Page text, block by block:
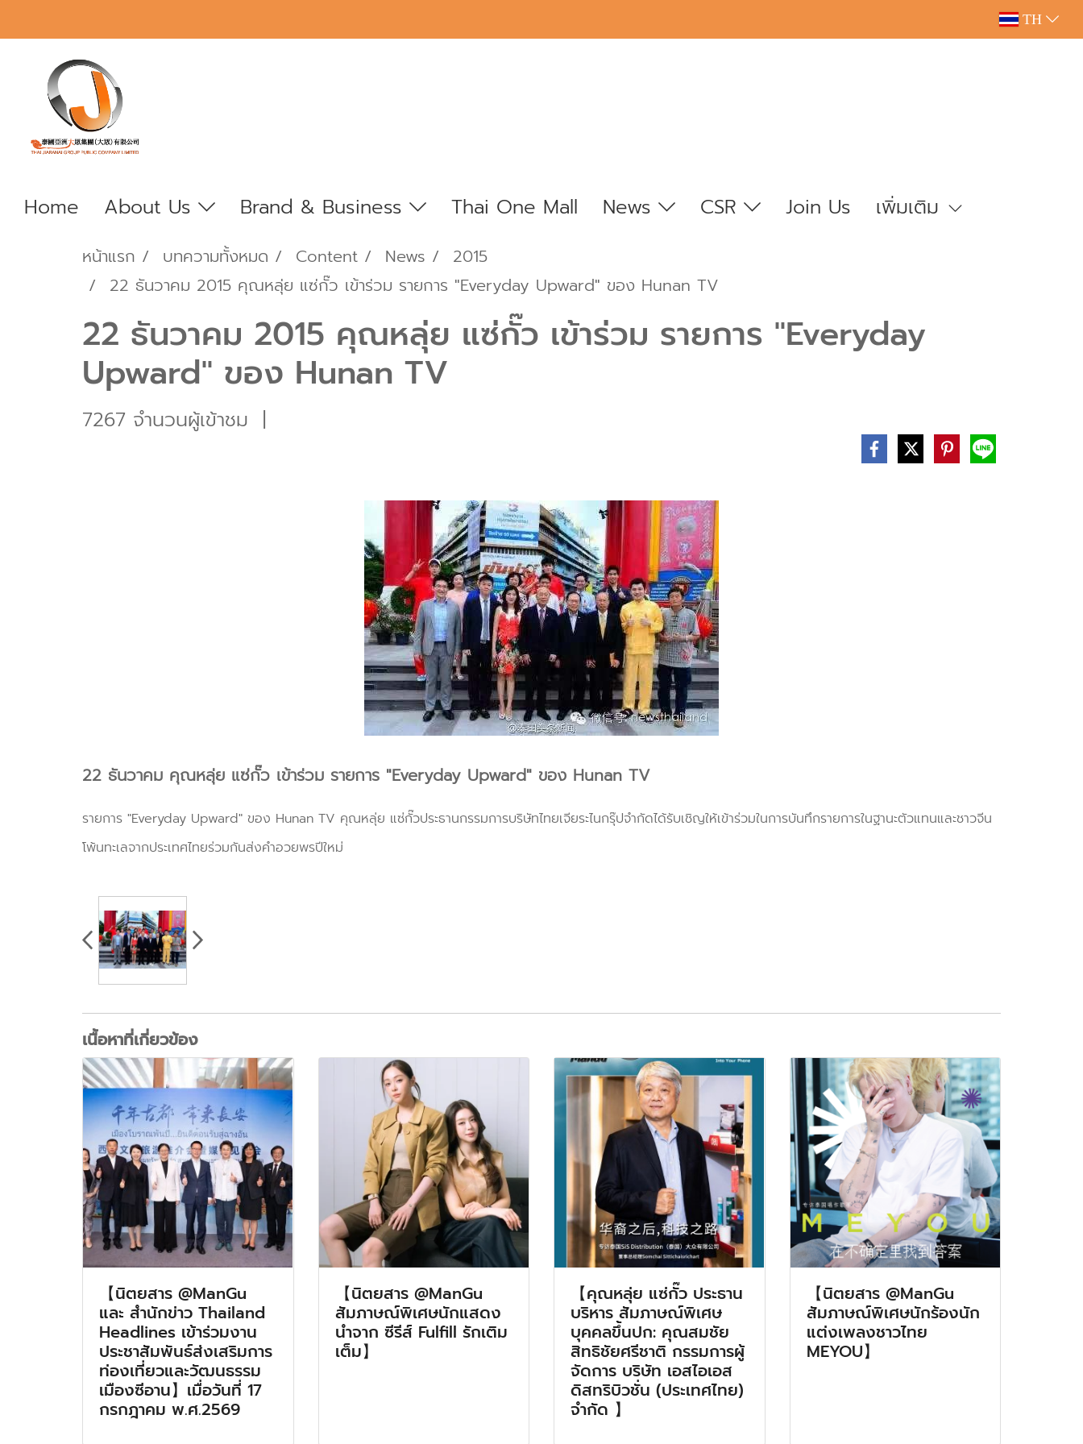
TH
Home About Us Brand & Business Thai One Mall News CSR Join Us เพิ่มเติม
หน้าแรก บทความทั้งหมด Content News
2015
22 ธันวาคม 2015 คุณหลุ่ย แซ่กั๊ว เข้าร่วม รายการ "Everyday Upward" ของ Hunan TV
22 ธันวาคม 2015 คุณหลุ่ย แซ่กั๊ว เข้าร่วม รายการ "Everyday
Upward" ของ Hunan TV
7267 จำนวนผู้เข้าชม |
22 ธันวาคม คุณหลุ่ย แซ่กั๊ว เข้าร่วม รายการ "Everyday Upward" ของ Hunan TV
รายการ "Everyday Upward" ของ Hunan TV คุณหลุ่ย แซ่กั๊วประธานกรรมการบริษัทไทยเจียระไนกรุ๊ปจำกัดได้รับเชิญให้เข้าร่วมในการบันทึกรายการในฐานะตัวแทนและชาวจีน
โพ้นทะเลจากประเทศไทยร่วมกันส่งคำอวยพรปีใหม่
เนื้อหาที่เกี่ยวข้อง
【นิตยสาร @ManGu
และ สำนักข่าว Thailand
Headlines เข้าร่วมงาน
ประชาสัมพันธ์ส่งเสริมการ
ท่องเที่ยวและวัฒนธรรม
เมืองซีอาน】เมื่อวันที่ 17
กรกฎาคม พ.ศ.2569
【นิตยสาร @ManGu
สัมภาษณ์พิเศษนักแสดง
นำจาก ซีรีส์ Fulfill รักเติม
เต็ม】
【คุณหลุ่ย แซ่กั๊ว ประธาน
บริหาร สัมภาษณ์พิเศษ
บุคคลขึ้นปก: คุณสมชัย
สิทธิชัยศรีชาติ กรรมการผู้
จัดการ บริษัท เอสไอเอส
ดิสทริบิวชั่น (ประเทศไทย)
จำกัด 】
【นิตยสาร @ManGu
สัมภาษณ์พิเศษนักร้องนัก
แต่งเพลงชาวไทย
MEYOU】